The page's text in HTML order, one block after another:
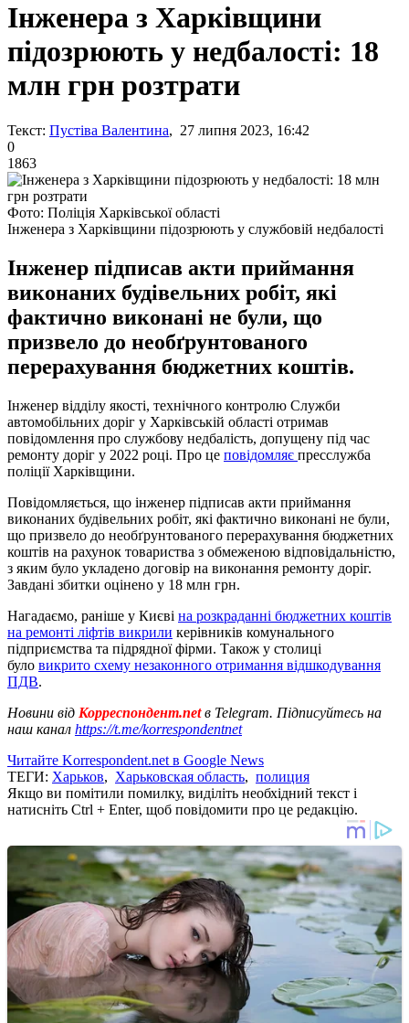
Інженера з Харківщини
підозрюють у недбалості: 18
млн грн розтрати
Текст: Пустіва Валентина, 27 липня 2023, 16:42
0
1863
Фото: Поліція Харківської області
Інженера з Харківщини підозрюють у службовій недбалості
Інженер підписав акти приймання
виконаних будівельних робіт, які
фактично виконані не були, що
призвело до необґрунтованого
перерахування бюджетних коштів.
Інженер відділу якості, технічного контролю Служби
автомобільних доріг у Харківській області отримав
повідомлення про службову недбалість, допущену під час
ремонту доріг у 2022 році. Про це повідомляє пресслужба
поліції Харківщини.
Повідомляється, що інженер підписав акти приймання
виконаних будівельних робіт, які фактично виконані не були,
що призвело до необґрунтованого перерахування бюджетних
коштів на рахунок товариства з обмеженою відповідальністю,
з яким було укладено договір на виконання ремонту доріг.
Завдані збитки оцінено у 18 млн грн.
Нагадаємо, раніше у Києві на розкраданні бюджетних коштів
на ремонті ліфтів викрили керівників комунального
підприємства та підрядної фірми. Також у столиці
було викрито схему незаконного отримання відшкодування
ПДВ.
Новини від Корреспондент.netв Telegram. Підписуйтесь на
наш канал https://t.me/korrespondentnet
Читайте Korrespondent.net в Google News
ТЕГИ: Харьков, Харьковская область, полиция
Якщо ви помітили помилку, виділіть необхідний текст і
натисніть Ctrl + Enter, щоб повідомити про це редакцію.